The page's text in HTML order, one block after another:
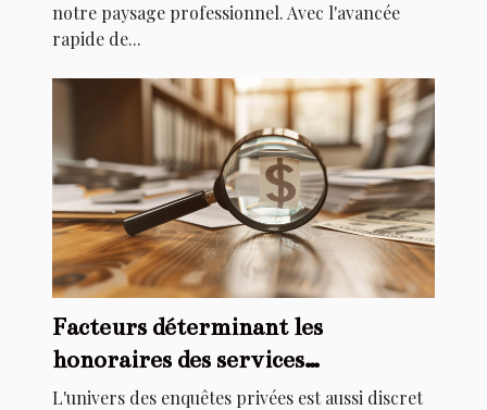
notre paysage professionnel. Avec l'avancée
rapide de...
Facteurs déterminant les
honoraires des services
d'investigation privée
L'univers des enquêtes privées est aussi discret